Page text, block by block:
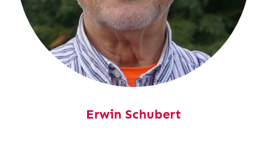
Erwin Schubert